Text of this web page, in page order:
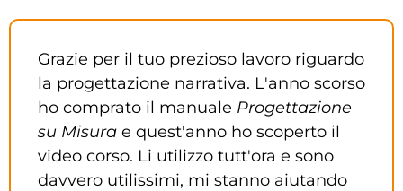
Grazie per il tuo prezioso lavoro riguardo
la progettazione narrativa. L'anno scorso
ho comprato il manuale Progettazione
su Misura e quest'anno ho scoperto il
video corso. Li utilizzo tutt'ora e sono
davvero utilissimi, mi stanno aiutando